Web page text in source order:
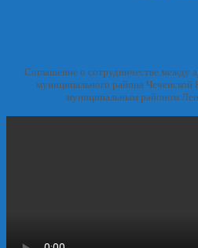
Соглашение о сотрудничестве между
муниципального района Чеченской
муниципальным районом